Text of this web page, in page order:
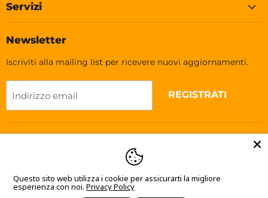
Servizi
Newsletter
Iscriviti alla mailing list per ricevere nuovi aggiornamenti.
Indirizzo email REGISTRATI
Lingua
Italiano
Questo sito web utilizza i cookie per assicurarti la migliore
esperienza con noi. Privacy Policy